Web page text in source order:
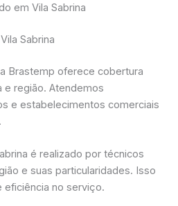
em Vila Sabrina
Sabrina
Brastemp oferece cobertura
e região. Atendemos
e estabelecimentos comerciais
é realizado por técnicos
e suas particularidades. Isso
eficiência no serviço.